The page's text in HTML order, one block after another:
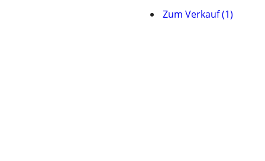
Zum Verkauf (1)